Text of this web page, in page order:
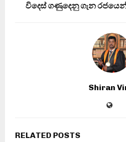
විදෙස් ගණුදෙනු ගැන රජයෙන්
Shiran
RELATED POSTS